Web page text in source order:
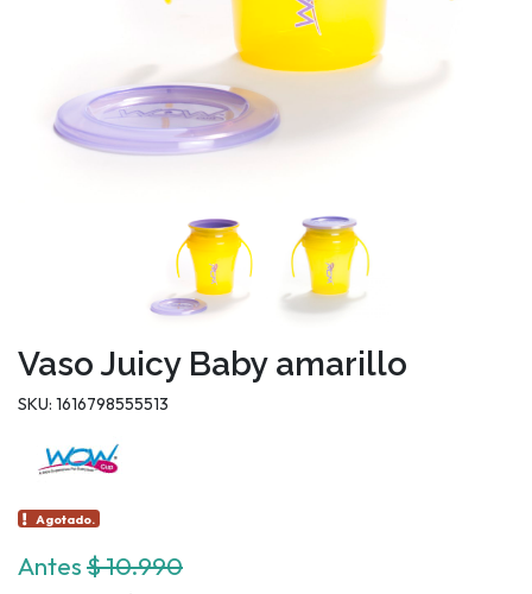
Vaso Juicy Baby amarillo
SKU: 1616798555513
Agotado.
Antes$ 10.990